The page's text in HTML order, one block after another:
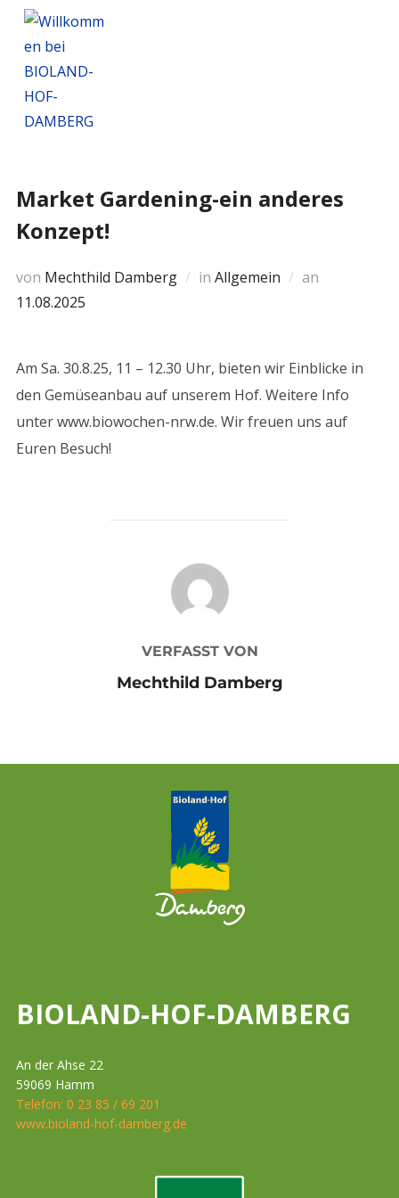
Market Gardening-ein anderes
Konzept!
von Mechthild Damberg in Allgemein
an
11.08.2025
Am Sa. 30.8.25, 11 – 12.30 Uhr, bieten wir Einblicke in
den Gemüseanbau auf unserem Hof. Weitere Info
unter www.biowochen-nrw.de. Wir freuen uns auf
Euren Besuch!
BEITRAGSAUTOR
VERFASST VON
Mechthild Damberg
BIOLAND-HOF-DAMBERG
An der Ahse 22
59069 Hamm
Telefon: 0 23 85 / 69 201
www.bioland-hof-damberg.de